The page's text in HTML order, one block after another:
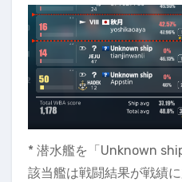
* 潜水艦を「Unknown
該当艦は戦闘結果が戦績